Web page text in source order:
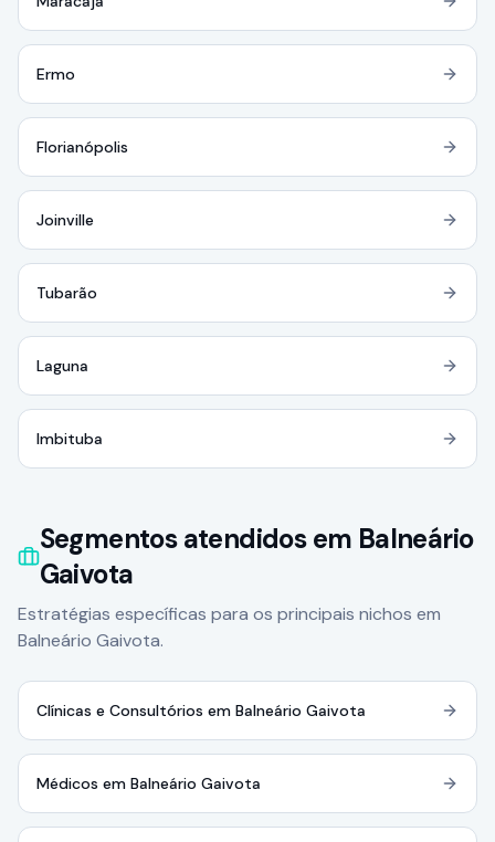
Ermo
Florianópolis
Joinville
Tubarão
Laguna
Imbituba
Segmentos atendidos em Balneário
Gaivota
Estratégias específicas para os principais nichos em
Balneário Gaivota.
Clínicas e Consultórios em Balneário Gaivota
Médicos em Balneário Gaivota